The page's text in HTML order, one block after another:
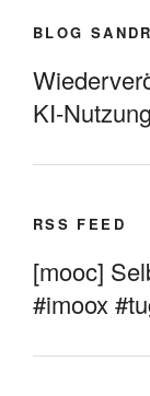
BLOG
KI-
RSS FEED
[mooc]
#imoox